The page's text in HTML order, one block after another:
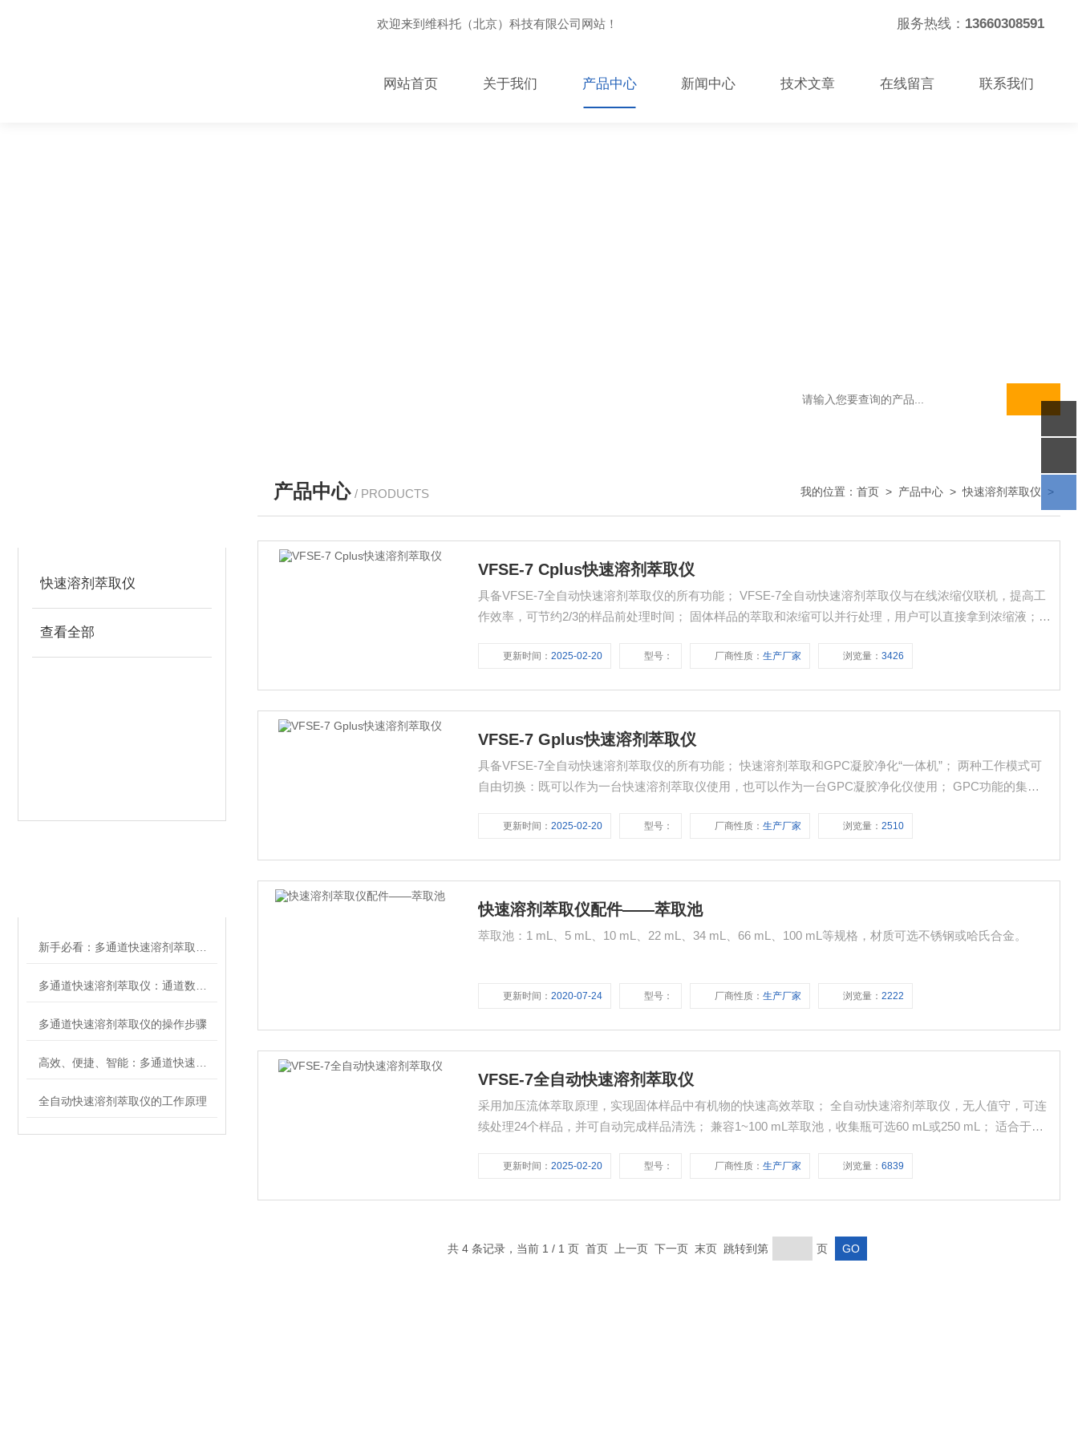
欢迎来到维科托（北京）科技有限公司网站！ 服务热线： 13660308591
网站首页 关于我们 产品中心 新闻中心 技术文章 在线留言 联系我们
快速溶剂萃取仪
查看全部
多通道快速溶剂萃取仪的操作步骤
全自动快速溶剂萃取仪的工作原理
产品中心 / PRODUCTS 我的位置： 首页 > 产品中心 >快速溶剂萃取仪 >
VFSE-7 Cplus快速溶剂萃取仪
具备VFSE-7全自动快速溶剂萃取仪的所有功能； VFSE-7全自动快速溶剂萃取仪与在线浓缩仪联机，提高工
作效率，可节约2/3的样品前处理时间； 固体样品的萃取和浓缩可以并行处理，用户可以直接拿到浓缩液；
更新时间：2025-02-20 型号： 厂商性质：生产厂家 浏览量：3426
VFSE-7 Gplus快速溶剂萃取仪
具备VFSE-7全自动快速溶剂萃取仪的所有功能； 快速溶剂萃取和GPC凝胶净化“一体机”； 两种工作模式可
自由切换：既可以作为一台快速溶剂萃取仪使用，也可以作为一台GPC凝胶净化仪使用； GPC功能的集
的净化需求； 适合于样品数量较多的第三方检测公司，特别是扩项涵盖GPC仪器。
更新时间：2025-02-20 型号： 厂商性质：生产厂家 浏览量：2510
快速溶剂萃取仪配件——萃取池
萃取池：1 mL、5 mL、10 mL、22 mL、34 mL、66 mL、100 mL等规格，材质可选不锈钢或哈氏合金。
更新时间：2020-07-24 型号： 厂商性质：生产厂家 浏览量：2222
VFSE-7全自动快速溶剂萃取仪
采用加压流体萃取原理，实现固体样品中有机物的快速高效萃取； 全自动快速溶剂萃取仪，无人值守，可连
续处理24个样品，并可自动完成样品清洗； 兼容1~100 mL萃取池，收集瓶可选60 mL或250 mL； 适合于样
以与维科托在线浓缩仪联机，提高工作效率。
更新时间：2025-02-20 型号： 厂商性质：生产厂家 浏览量：6839
共 4 条记录，当前 1 / 1 页 首页 上一页 下一页 末页 跳转到第 页